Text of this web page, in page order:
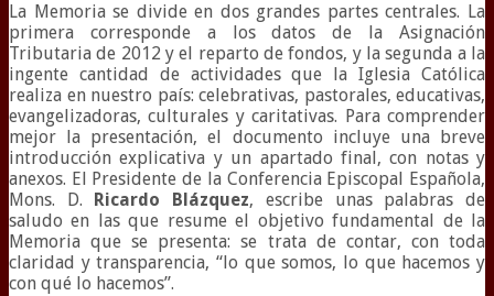
La Memoria se divide en dos grandes partes centrales. La
primera corresponde a los datos de la Asignación
Tributaria de 2012 y el reparto de fondos, y la segunda a la
ingente cantidad de actividades que la Iglesia Católica
realiza en nuestro país: celebrativas, pastorales, educativas,
evangelizadoras, culturales y caritativas. Para comprender
mejor la presentación, el documento incluye una breve
introducción explicativa y un apartado final, con notas y
anexos. El Presidente de la Conferencia Episcopal Española,
Mons. D.
Ricardo Blázquez, escribe unas palabras de
saludo en las que resume el objetivo fundamental de la
Memoria que se presenta: se trata de contar, con toda
claridad y transparencia, “lo que somos, lo que hacemos y
con qué lo hacemos”.